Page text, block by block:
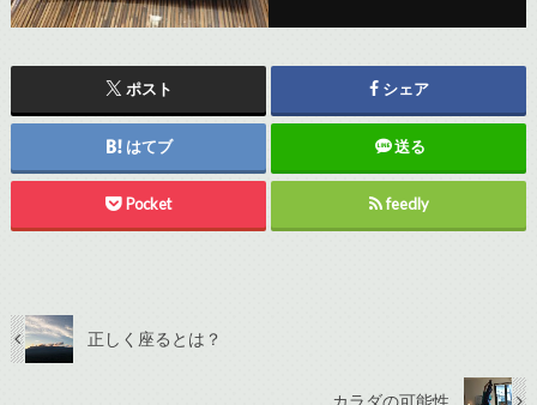
ポスト シェア
はてブ 送る
Pocket feedly
正しく座るとは？